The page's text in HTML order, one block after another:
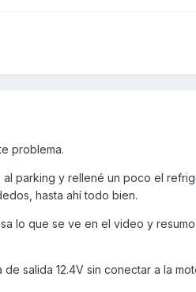
problema.
al parking y rellené un poco el
hasta ahí todo bien.
lo que se ve en el video y
salida 12.4V sin conectar a la